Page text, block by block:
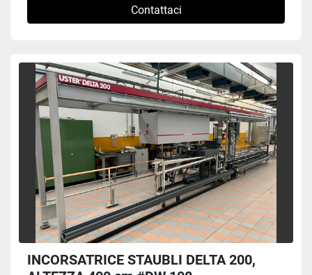
Contattaci
INCORSATRICE STAUBLI DELTA 200,